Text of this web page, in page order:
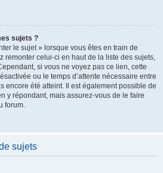
sujets ?
le sujet » lorsque vous êtes en train de
remonter celui-ci en haut de la liste des sujets,
si vous ne voyez pas ce lien, cette
ou le temps d’attente nécessaire entre
encore été atteint. Il est également possible de
y répondant, mais assurez-vous de le faire
forum.
sujets